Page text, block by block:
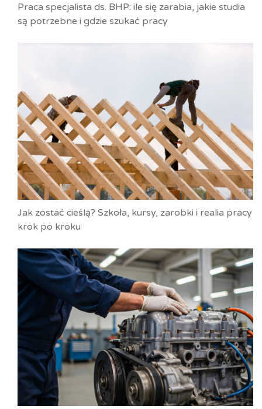
Praca specjalista ds. BHP: ile się zarabia, jakie studia
są potrzebne i gdzie szukać pracy
Jak zostać cieślą? Szkoła, kursy, zarobki i realia pracy
krok po kroku